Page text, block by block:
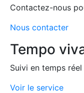
Contactez-nous
Nous contacter
Tempo
Suivi en temps
Voir le service